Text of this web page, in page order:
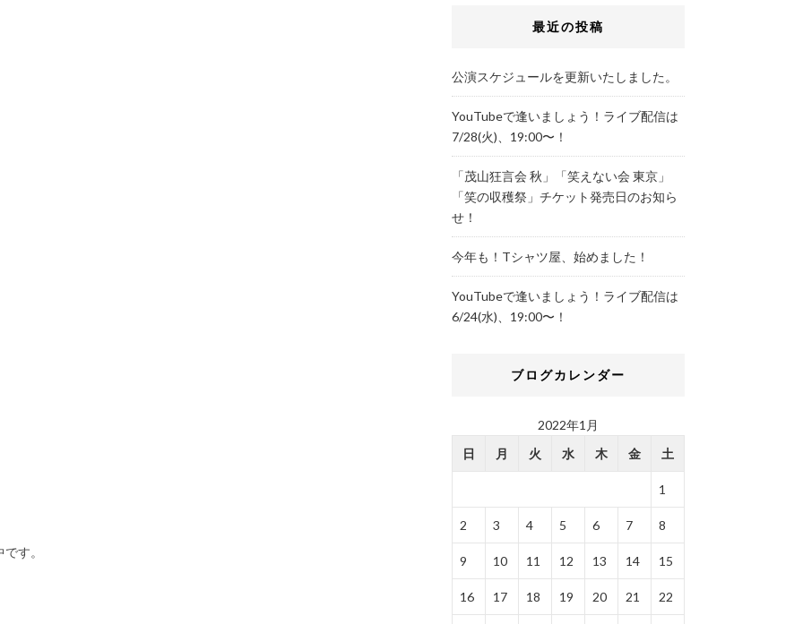
す。
最近の投稿
公演スケジュールを更新いたしました。
YouTubeで逢いましょう！ライブ配信は
7/28(火)、19:00〜！
「茂山狂言会 秋」「笑えない会 東京」
「笑の収穫祭」チケット発売日のお知ら
せ！
今年も！Tシャツ屋、始めました！
YouTubeで逢いましょう！ライブ配信は
6/24(水)、19:00〜！
ブログカレンダー
2022年1月
日
月 火 水 木 金 土
1
2 3 4 5 6 7 8
9 10 11 12 13 14 15
16 17 18 19 20 21 22